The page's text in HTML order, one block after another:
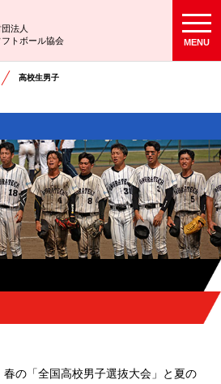
法人
フトボール協会
MENU
高校生男子
の「全国高校男子選抜大会」と夏の